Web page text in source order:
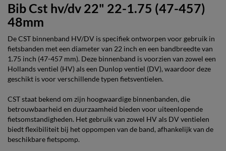
Bib Cst hv/dv 22" 22-1.75 (47-457)
48mm
De CST binnenband HV/DV is specifiek ontworpen voor gebruik in
fietsbanden met een diameter van 22 inch en een bandbreedte van
1.75 inch (47-457 mm). Deze binnenband is voorzien van zowel een
Hollands ventiel (HV) als een Dunlop ventiel (DV), waardoor deze
geschikt is voor verschillende typen fietsventielen.
CST staat bekend om zijn hoogwaardige binnenbanden, die
betrouwbaarheid en duurzaamheid bieden voor uiteenlopende
fietsomstandigheden. Het gebruik van zowel HV als DV ventielen
biedt flexibiliteit bij het oppompen van de band, afhankelijk van de
beschikbare fietspomp.